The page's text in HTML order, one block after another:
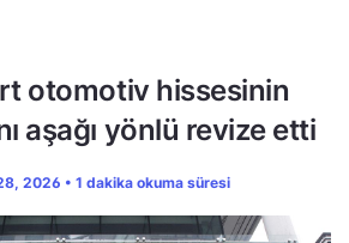
otomotiv hissesinin
aşağı yönlü revize etti
2026 • 1 dakika okuma süresi